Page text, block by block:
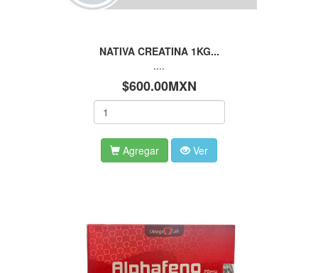
NATIVA CREATINA 1KG...
....
$600.00MXN
Agregar Ver